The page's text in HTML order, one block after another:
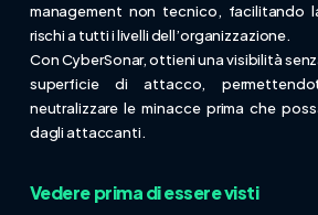
management non tecnico, facilitando
rischi a tutti i livelli dell’organizzazione.
Con CyberSonar, ottieni una visibilità
superficie di attacco,
neutralizzare le minacce prima che
dagli attaccanti.
Vedere prima di essere visti